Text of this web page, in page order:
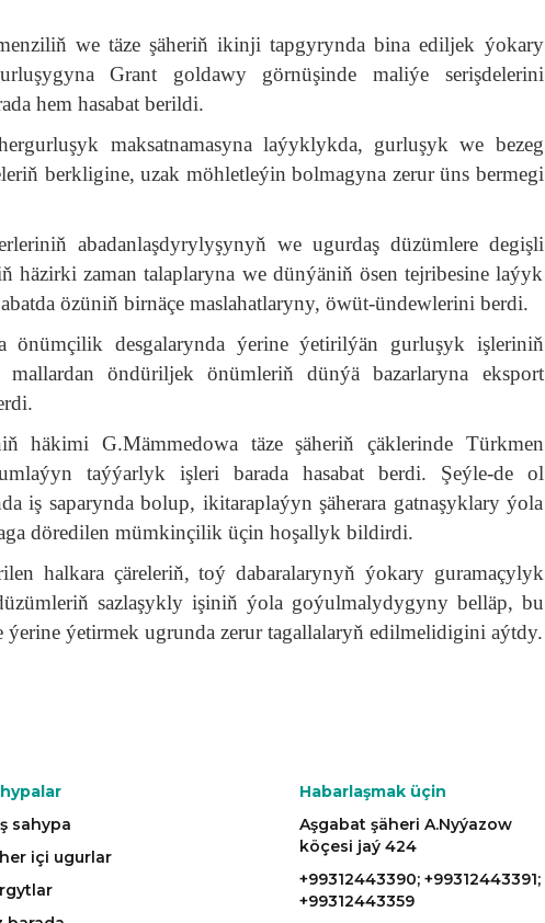
we täze şäheriň ikinji tapgyrynda bina ediljek ýokary
Grant goldawy görnüşinde maliýe serişdelerini
hem hasabat berildi.
maksatnamasyna laýyklykda, gurluşyk we bezeg
berkligine, uzak möhletleýin bolmagyna zerur üns bermegi
abadanlaşdyrylyşynyň we ugurdaş düzümlere degişli
häzirki zaman talaplaryna we dünýäniň ösen tejribesine laýyk
özüniň birnäçe maslahatlaryny, öwüt-ündewlerini berdi.
desgalarynda ýerine ýetirilýän gurluşyk işleriniň
öndüriljek önümleriň dünýä bazarlaryna eksport
häkimi G.Mämmedowa täze şäheriň çäklerinde Türkmen
taýýarlyk işleri barada hasabat berdi. Şeýle-de ol
iş saparynda bolup, ikitaraplaýyn şäherara gatnaşyklary ýola
döredilen mümkinçilik üçin hoşallyk bildirdi.
halkara çäreleriň, toý dabaralarynyň ýokary guramaçylyk
sazlaşykly işiniň ýola goýulmalydygyny belläp, bu
ýerine ýetirmek ugrunda zerur tagallalaryň edilmelidigini aýtdy.
sahypa
içi ugurlar
Habarlaşmak üçin
Aşgabat şäheri A.Nyýazow
köçesi jaý 424
+99312443390; +99312443391;
+99312443359